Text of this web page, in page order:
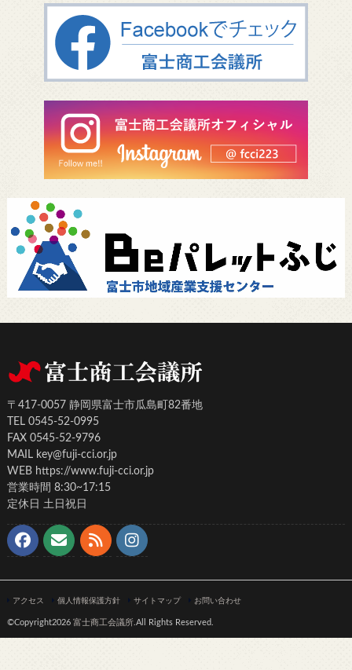
〒417-0057 静岡県富士市瓜島町82番地
TEL 0545-52-0995
FAX 0545-52-9796
MAIL key@fuji-cci.or.jp
WEB https://www.fuji-cci.or.jp
営業時間 8:30~17:15
定休日 土日祝日
アクセス 個人情報保護方針 サイトマップ お問い合わせ
©Copyright2026 富士商工会議所.All Rights Reserved.